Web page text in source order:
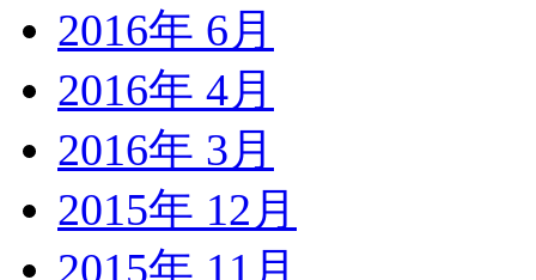
2016年 6月
2016年 4月
2016年 3月
2015年 12月
2015年 11月